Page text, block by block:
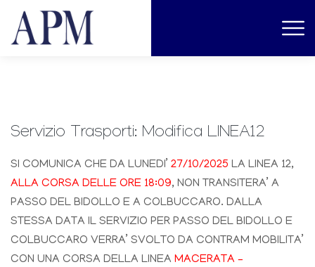
Servizio Trasporti: Modifica LINEA12
SI COMUNICA CHE DA LUNEDI’ 27/10/2025 LA LINEA 12,
ALLA CORSA DELLE ORE 18:09, NON TRANSITERA’ A
PASSO DEL BIDOLLO E A COLBUCCARO. DALLA
STESSA DATA IL SERVIZIO PER PASSO DEL BIDOLLO E
COLBUCCARO VERRA’ SVOLTO DA CONTRAM MOBILITA’
CON UNA CORSA DELLA LINEA MACERATA –